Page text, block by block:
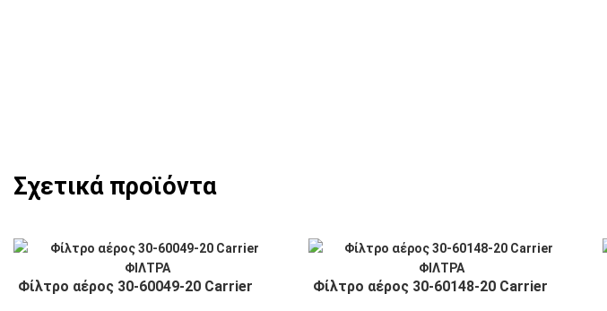
Σχετικά προϊόντα
Φίλτρο αέρος 30-60049-20 Carrier Φίλτρο αέρος 30-60148-20 Carrier